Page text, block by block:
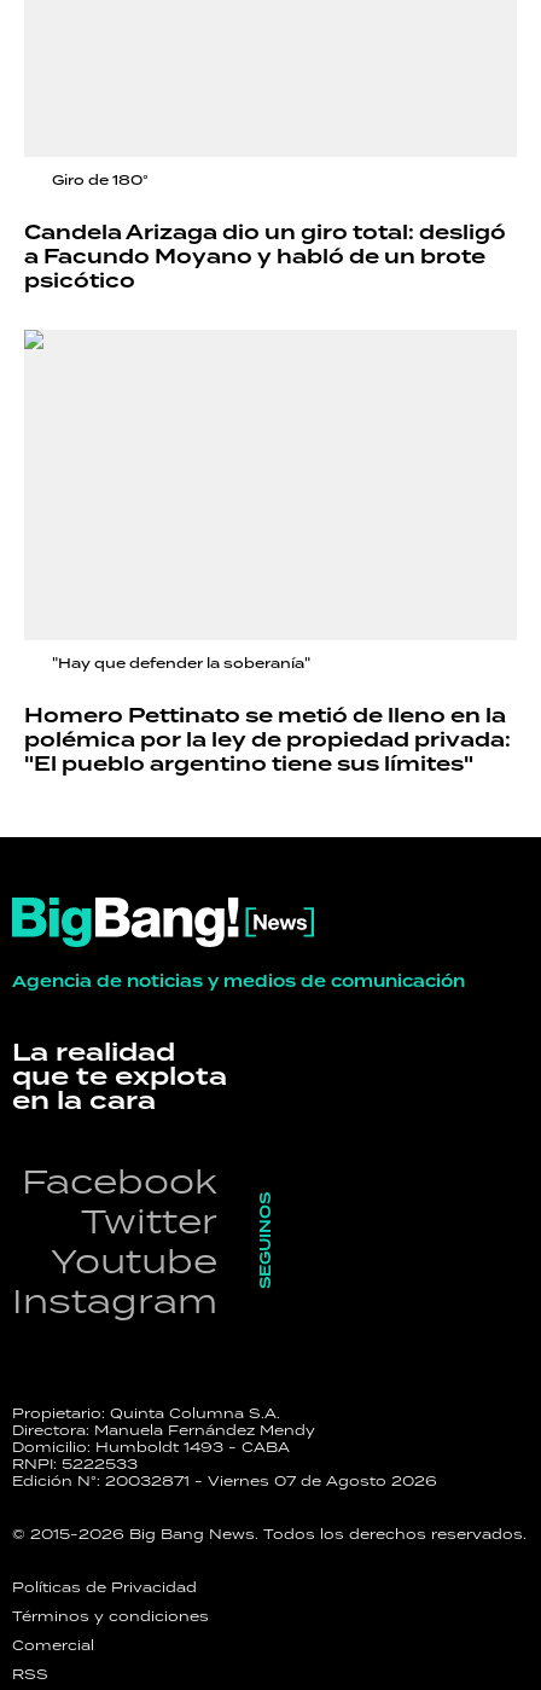
Giro de 180°
Candela Arizaga dio un giro total: desligó
a Facundo Moyano y habló de un brote
psicótico
"Hay que defender la soberanía"
Homero Pettinato se metió de lleno en la
polémica por la ley de propiedad privada:
"El pueblo argentino tiene sus límites"
Agencia de noticias y medios de comunicación
La realidad
que te explota
en la cara
Facebook
Twitter
Youtube
Instagram
SEGUINOS
Propietario: Quinta Columna S.A.
Directora: Manuela Fernández Mendy
Domicilio: Humboldt 1493 - CABA
RNPI: 5222533
Edición N°: 20032871 - Viernes 07 de Agosto 2026
© 2015-2026 Big Bang News. Todos los derechos reservados.
Políticas de Privacidad
Términos y condiciones
Comercial
RSS